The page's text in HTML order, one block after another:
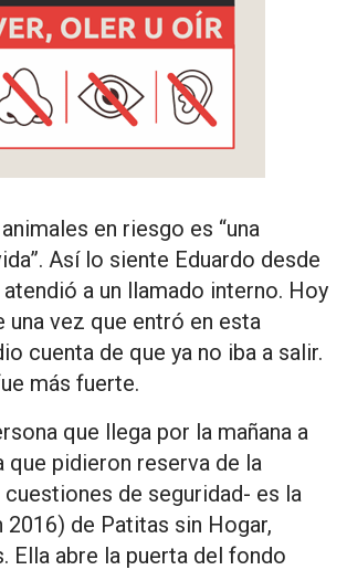
en riesgo es “una
Así lo siente Eduardo desde
a un llamado interno. Hoy
una vez que entró en esta
cuenta de que ya no iba a salir.
más fuerte.
que llega por la mañana a
que pidieron reserva de la
de seguridad- es la
2016) de Patitas sin Hogar,
Ella abre la puerta del fondo